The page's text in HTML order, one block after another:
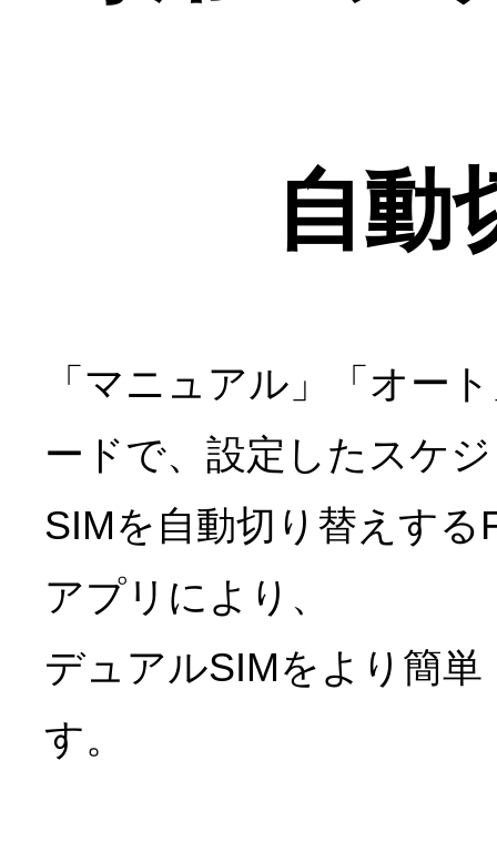
自動
「マニュアル」「オー
ードで、設定したスケ
SIMを自動切り替えす
アプリにより、
デュアルSIMをより簡
す。